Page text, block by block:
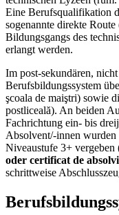
Eine Berufsqualifikation
sogenannte direkte
Bildungsgangs des
erlangt werden.
Im post-sekundären,
Berufsbildungssystem
şcoala de maiştri) sowie
postliceală). An beiden
Fachrichtung ein- bis
Absolvent/-innen wurden
Niveaustufe 3+ vergeben
oder certificat de
schrittweise